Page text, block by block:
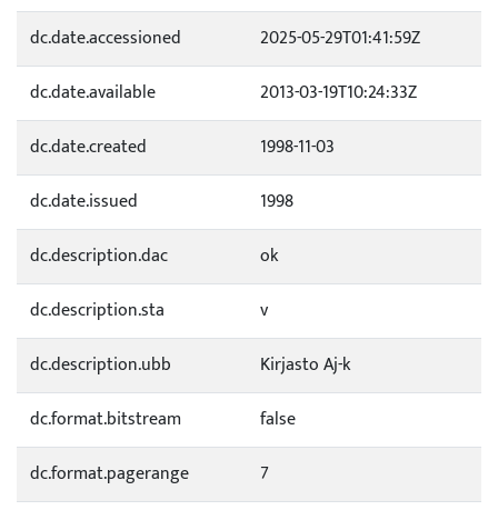
dc.date.accessioned
2025-05-29T01:41:59Z
dc.date.available
2013-03-19T10:24:33Z
dc.date.created
1998-11-03
dc.date.issued
1998
dc.description.dac
ok
dc.description.sta
v
dc.description.ubb
Kirjasto Aj-k
dc.format.bitstream
false
dc.format.pagerange
7